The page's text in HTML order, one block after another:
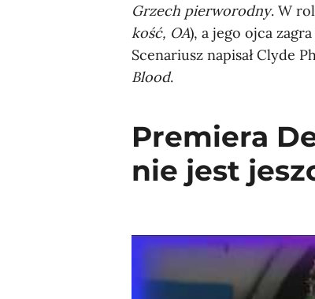
Grzech pierworodny. W
kość, OA), a jego ojca
Scenariusz napisał Clyde
Blood.
Premiera
nie jest